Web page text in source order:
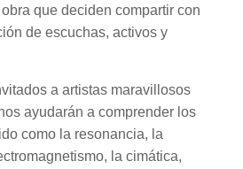
que deciden compartir con
de escuchas, activos y
a artistas maravillosos
ayudarán a comprender los
como la resonancia, la
la cimática,